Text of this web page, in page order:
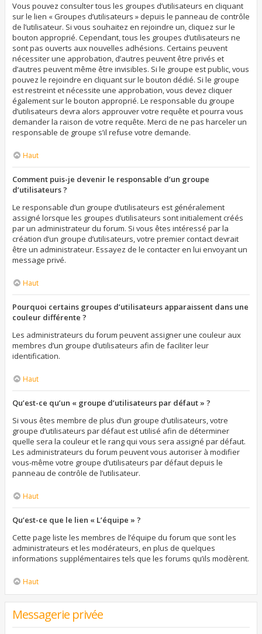
Vous pouvez consulter tous les groupes d’utilisateurs en cliquant
sur le lien « Groupes d’utilisateurs » depuis le panneau de contrôle
de l’utilisateur. Si vous souhaitez en rejoindre un, cliquez sur le
bouton approprié. Cependant, tous les groupes d’utilisateurs ne
sont pas ouverts aux nouvelles adhésions. Certains peuvent
nécessiter une approbation, d’autres peuvent être privés et
d’autres peuvent même être invisibles. Si le groupe est public, vous
pouvez le rejoindre en cliquant sur le bouton dédié. Si le groupe
est restreint et nécessite une approbation, vous devez cliquer
également sur le bouton approprié. Le responsable du groupe
d’utilisateurs devra alors approuver votre requête et pourra vous
demander la raison de votre requête. Merci de ne pas harceler un
responsable de groupe s’il refuse votre demande.
Haut
Comment puis-je devenir le responsable d’un groupe
d’utilisateurs ?
Le responsable d’un groupe d’utilisateurs est généralement
assigné lorsque les groupes d’utilisateurs sont initialement créés
par un administrateur du forum. Si vous êtes intéressé par la
création d’un groupe d’utilisateurs, votre premier contact devrait
être un administrateur. Essayez de le contacter en lui envoyant un
message privé.
Haut
Pourquoi certains groupes d’utilisateurs apparaissent dans une
couleur différente ?
Les administrateurs du forum peuvent assigner une couleur aux
membres d’un groupe d’utilisateurs afin de faciliter leur
identification.
Haut
Qu’est-ce qu’un « groupe d’utilisateurs par défaut » ?
Si vous êtes membre de plus d’un groupe d’utilisateurs, votre
groupe d’utilisateurs par défaut est utilisé afin de déterminer
quelle sera la couleur et le rang qui vous sera assigné par défaut.
Les administrateurs du forum peuvent vous autoriser à modifier
vous-même votre groupe d’utilisateurs par défaut depuis le
panneau de contrôle de l’utilisateur.
Haut
Qu’est-ce que le lien « L’équipe » ?
Cette page liste les membres de l’équipe du forum que sont les
administrateurs et les modérateurs, en plus de quelques
informations supplémentaires tels que les forums qu’ils modèrent.
Haut
Messagerie privée